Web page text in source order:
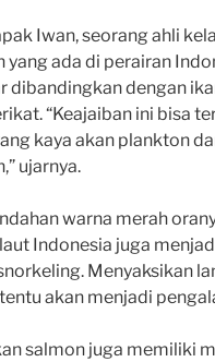
Iwan, seorang ahli
yang ada di perairan
dibandingkan dengan
“Keajaiban ini bisa
kaya akan plankton
ujarnya.
warna merah
Indonesia juga
Menyaksikan
akan menjadi
salmon juga memiliki